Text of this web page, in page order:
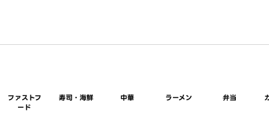
ファストフ
ード
寿司・海鮮 中華 ラーメン 弁当